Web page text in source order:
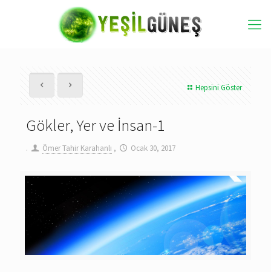
Hepsini Göster
Gökler, Yer ve İnsan-1
. Ömer Tahir Karahanlı , Ocak 30, 2017